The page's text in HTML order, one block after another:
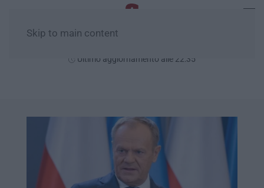
Skip to main content
Ultimo aggiornamento alle 22:35